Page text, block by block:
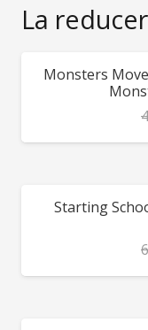
Usborne
La
REDUCERI!
Monsters
REDUCERI!
Starting